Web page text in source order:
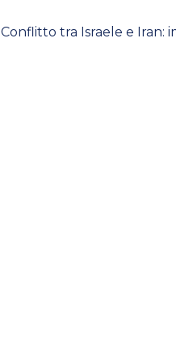
Conflitto tra Israele e Iran: